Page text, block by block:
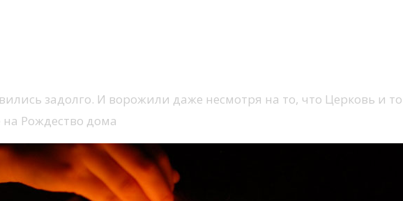
задолго. И ворожили даже несмотря на то, что Церковь и
на Рождество дома